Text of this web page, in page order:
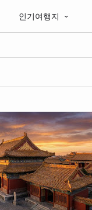
인기여행지